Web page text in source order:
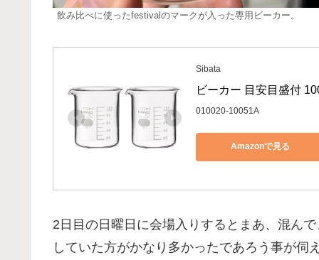
飲み比べに使ったfestivalのマークが入った専用ビーカー。
Sibata
ビーカー 目安目盛付
010020-10051A
Amazonで見る
2日目の日曜日に会場入りするとまあ、混ん
していた方がかなり多かったであろう事が